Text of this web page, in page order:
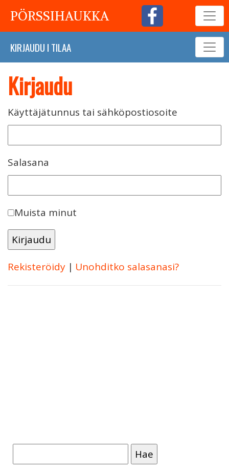
PÖRSSIHAUKKA
KIRJAUDU I TILAA
Kirjaudu
Käyttäjätunnus tai sähköpostiosoite
Salasana
Muista minut
Rekisteröidy | Unohditko salasanasi?